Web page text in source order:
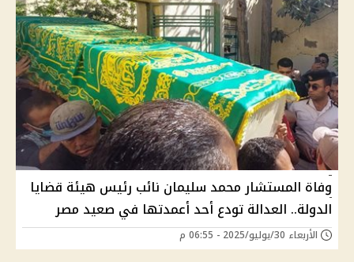
وفاة المستشار محمد سليمان نائب رئيس هيئة قضايا
الدولة.. العدالة تودع أحد أعمدتها في صعيد مصر
الأربعاء 30/يوليو/2025 - 06:55 م